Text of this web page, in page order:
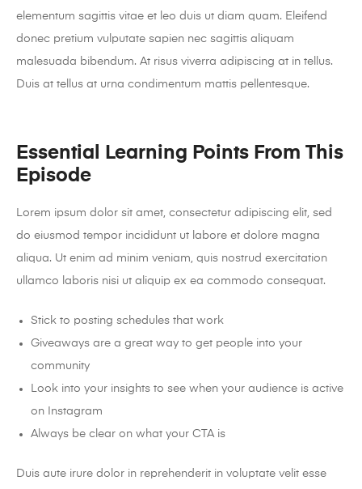
elementum sagittis vitae et leo duis ut diam quam. Eleifend
donec pretium vulputate sapien nec sagittis aliquam
malesuada bibendum. At risus viverra adipiscing at in tellus.
Duis at tellus at urna condimentum mattis pellentesque.
Essential Learning Points From This
Episode
Lorem ipsum dolor sit amet, consectetur adipiscing elit, sed
do eiusmod tempor incididunt ut labore et dolore magna
aliqua. Ut enim ad minim veniam, quis nostrud exercitation
ullamco laboris nisi ut aliquip ex ea commodo consequat.
Stick to posting schedules that work
Giveaways are a great way to get people into your
community
Look into your insights to see when your audience is active
on Instagram
Always be clear on what your CTA is
Duis aute irure dolor in reprehenderit in voluptate velit esse